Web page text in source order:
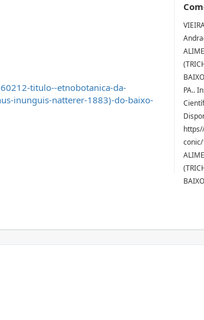
titulo--etnobotanica-da-
inunguis-natterer-1883)-do-baixo-
PA..
conic/